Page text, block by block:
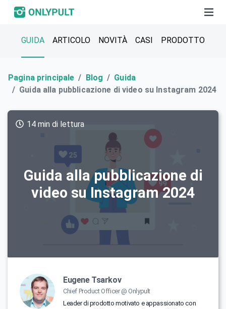
GUIDA ARTICOLO NOVITÀ СASI PRODOTTO
Pagina principale Blog
Guida
Guida alla pubblicazione di video su Instagram 2024
Guida alla pubblicazione di
video su Instagram 2024
14 min di lettura
Eugene Tsarkov
Chief Product Officer @ Onlypult
Leader di prodotto motivato e appassionato con